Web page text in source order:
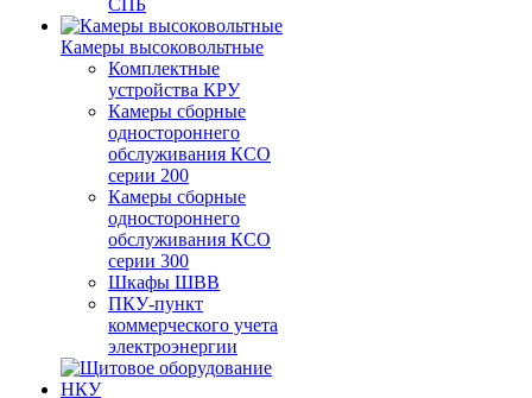
СПБ
Камеры высоковольтные
Комплектные
устройства КРУ
Камеры сборные
одностороннего
обслуживания КСО
серии 200
Камеры сборные
одностороннего
обслуживания КСО
серии 300
Шкафы ШВВ
ПКУ-пункт
коммерческого учета
электроэнергии